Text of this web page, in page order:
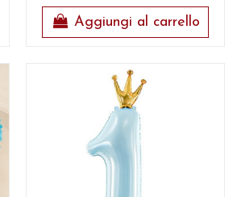
Aggiungi al carrello